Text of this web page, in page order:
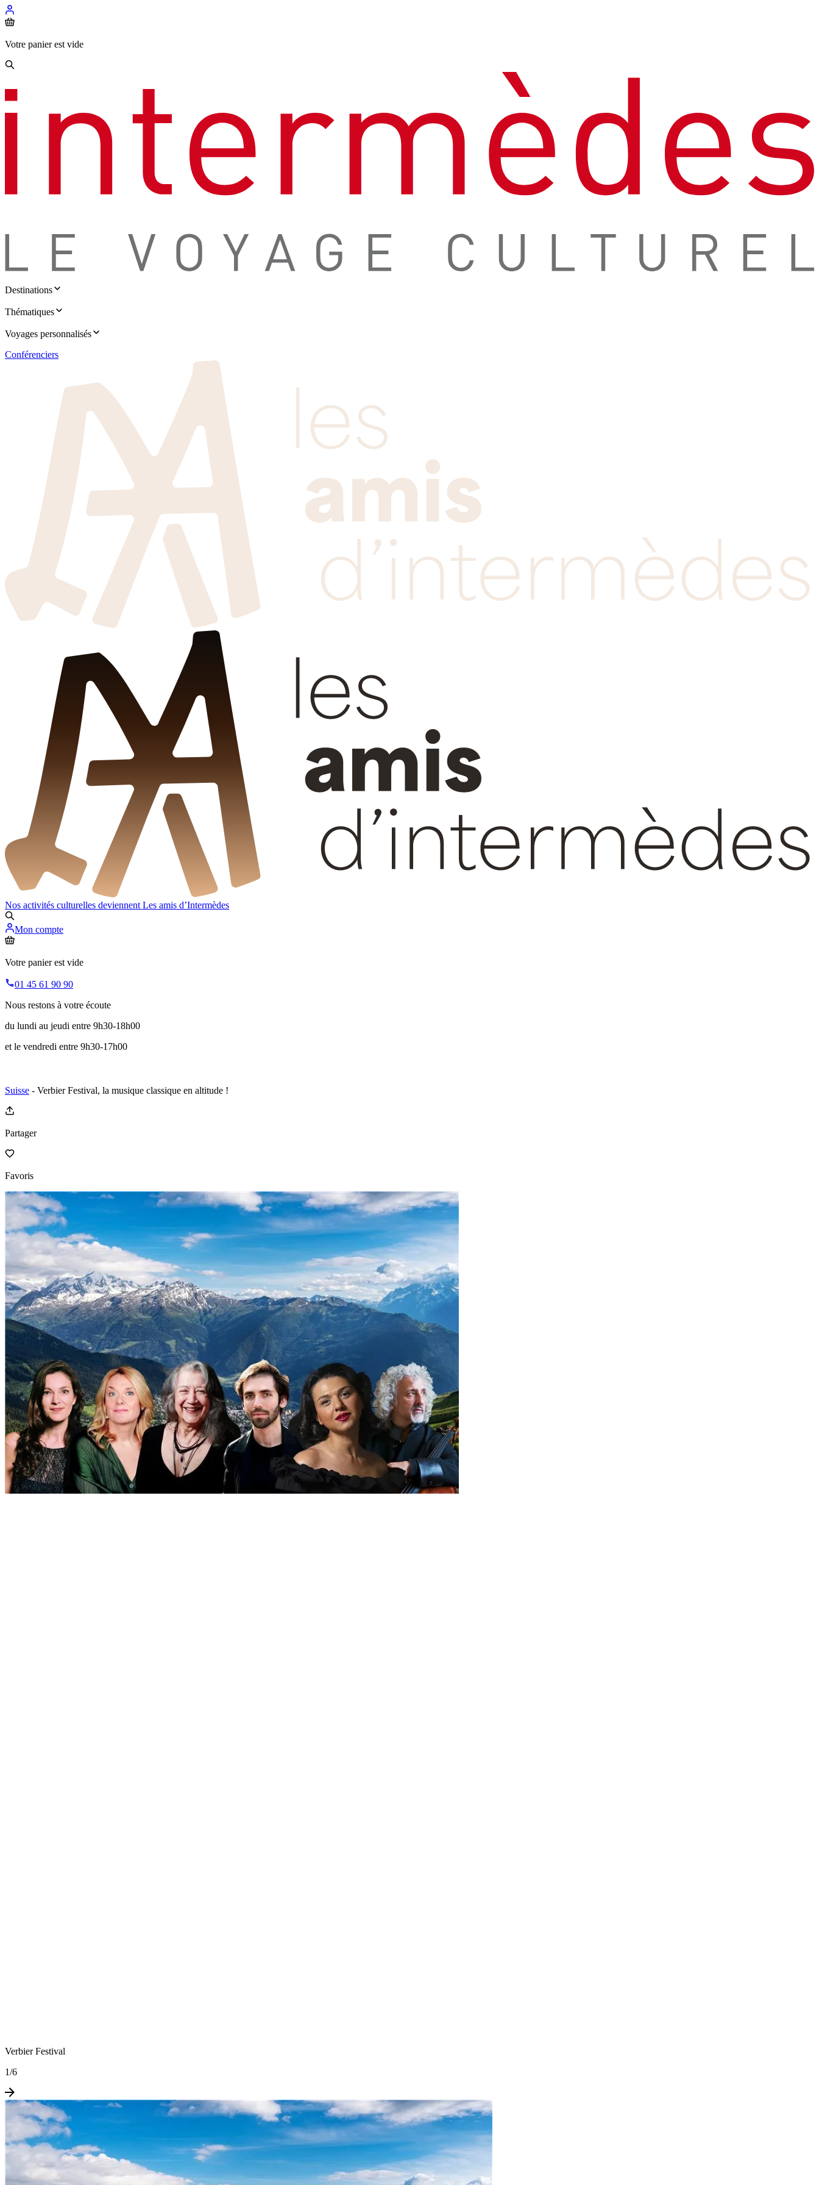
Votre panier est vide
Destinations
Thématiques
Voyages personnalisés
Conférenciers
Nos activités culturelles deviennent Les amis d’Intermèdes
Mon compte
Votre panier est vide
01 45 61 90 90
Nous restons à votre écoute
du lundi au jeudi entre 9h30-18h00
et le vendredi entre 9h30-17h00
Suisse - Verbier Festival, la musique classique en altitude !
Partager
Favoris
Verbier Festival
1/6